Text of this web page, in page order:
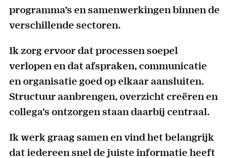
programma’s en samenwerkingen binnen de
verschillende sectoren.
Ik zorg ervoor dat processen soepel
verlopen en dat afspraken, communicatie
en organisatie goed op elkaar aansluiten.
Structuur aanbrengen, overzicht creëren en
collega’s ontzorgen staan daarbij centraal.
Ik werk graag samen en vind het belangrijk
dat iedereen snel de juiste informatie heeft